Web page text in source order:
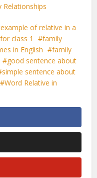
Relationships
example of relative in a
class 1
family
in English
family
good sentence about
simple sentence about
Word Relative in